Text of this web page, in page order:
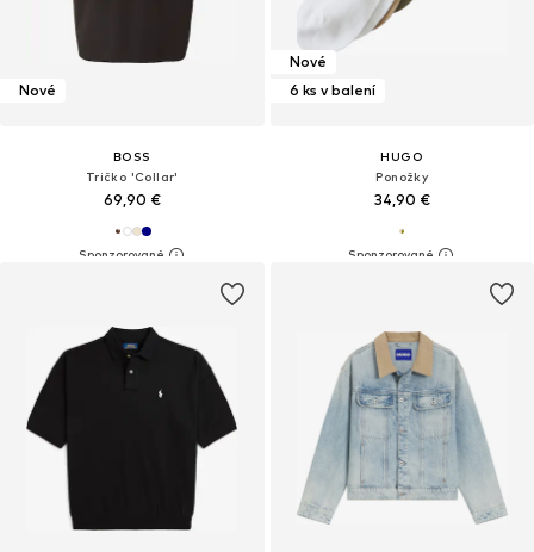
Nové
BOSS
Tričko 'Collar'
69,90 €
Nové
6 ks v balení
HUGO
Ponožky
34,90 €